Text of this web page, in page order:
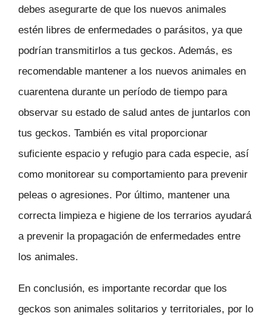
debes asegurarte de que los nuevos animales
estén libres de enfermedades o parásitos, ya que
podrían transmitirlos a tus geckos. Además, es
recomendable mantener a los nuevos animales en
cuarentena durante un período de tiempo para
observar su estado de salud antes de juntarlos con
tus geckos. También es vital proporcionar
suficiente espacio y refugio para cada especie, así
como monitorear su comportamiento para prevenir
peleas o agresiones. Por último, mantener una
correcta limpieza e higiene de los terrarios ayudará
a prevenir la propagación de enfermedades entre
los animales.
En conclusión, es importante recordar que los
geckos son animales solitarios y territoriales, por lo